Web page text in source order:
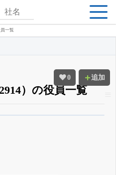
一覧
0 追加
）の役員一覧
はじめる